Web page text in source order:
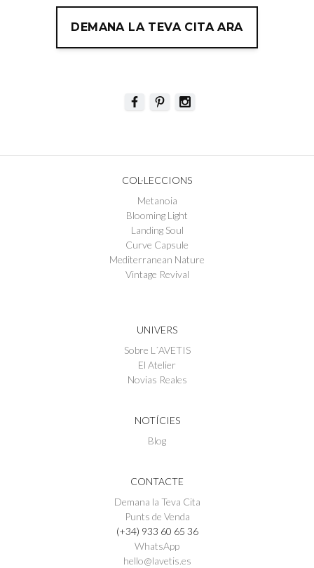
DEMANA LA TEVA CITA ARA
COL·LECCIONS
Metanoia
Blooming Light
Landing Soul
Curve Capsule
Mediterranean Nature
Vintage Revival
UNIVERS
Sobre L´AVETIS
El Atelier
Novias Reales
NOTÍCIES
Blog
CONTACTE
Demana la Teva Cita
Punts de Venda
(+34) 933 60 65 36
WhatsApp
hello@lavetis.es